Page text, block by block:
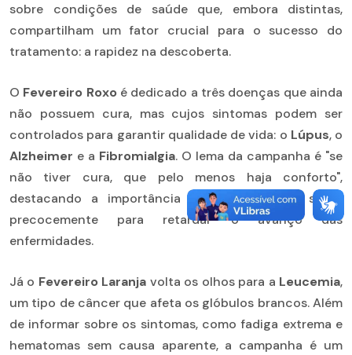
sobre condições de saúde que, embora distintas,
compartilham um fator crucial para o sucesso do
tratamento: a rapidez na descoberta.
O Fevereiro Roxo é dedicado a três doenças que ainda
não possuem cura, mas cujos sintomas podem ser
controlados para garantir qualidade de vida: o Lúpus, o
Alzheimer e a Fibromialgia. O lema da campanha é "se
não tiver cura, que pelo menos haja conforto",
destacando a importância de identificar os sinais
precocemente para retardar o avanço das
enfermidades.
Já o Fevereiro Laranja volta os olhos para a Leucemia,
um tipo de câncer que afeta os glóbulos brancos. Além
de informar sobre os sintomas, como fadiga extrema e
hematomas sem causa aparente, a campanha é um